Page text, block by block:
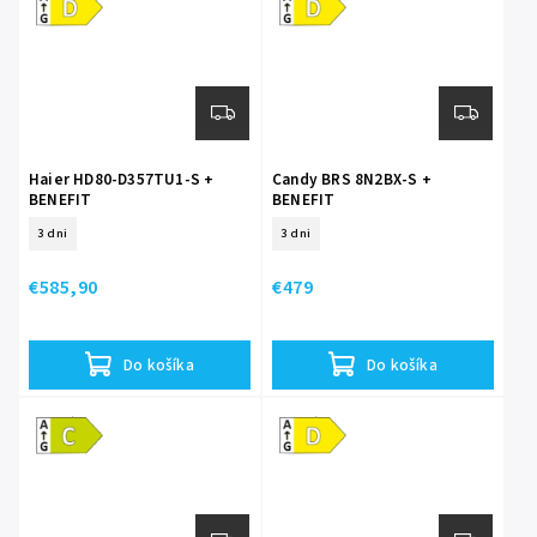
Haier HD80-D357TU1-S +
BENEFIT
ROKOV ZÁRUKA NA MOTOR
3 dni
€585,90
Do košíka
Candy BRS 8N2BX-S +
BENEFIT
MOTOR
3 dni
€479
Do košíka
Energetická
trieda C
Energetická
trieda D